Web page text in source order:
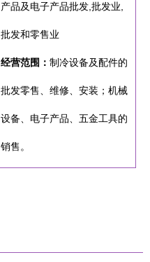
产品及电子产品批发,批发业,
批发和零售业
经营范围： 制冷设备及配件的
批发零售、维修、安装；机械
设备、电子产品、五金工具的
销售。